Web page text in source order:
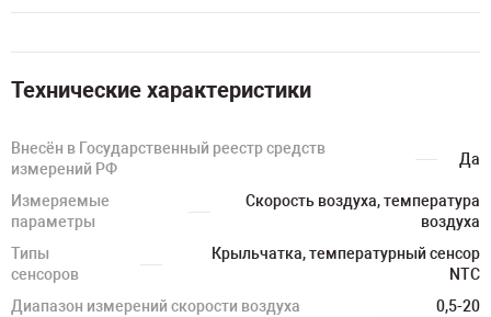
Технические характеристики
Внесён в Государственный реестр средств
измерений РФ
Да
Измеряемые
параметры
Скорость воздуха, температура
воздуха
Типы
сенсоров
Крыльчатка, температурный сенсор
NTC
Диапазон измерений скорости воздуха
0,5-20